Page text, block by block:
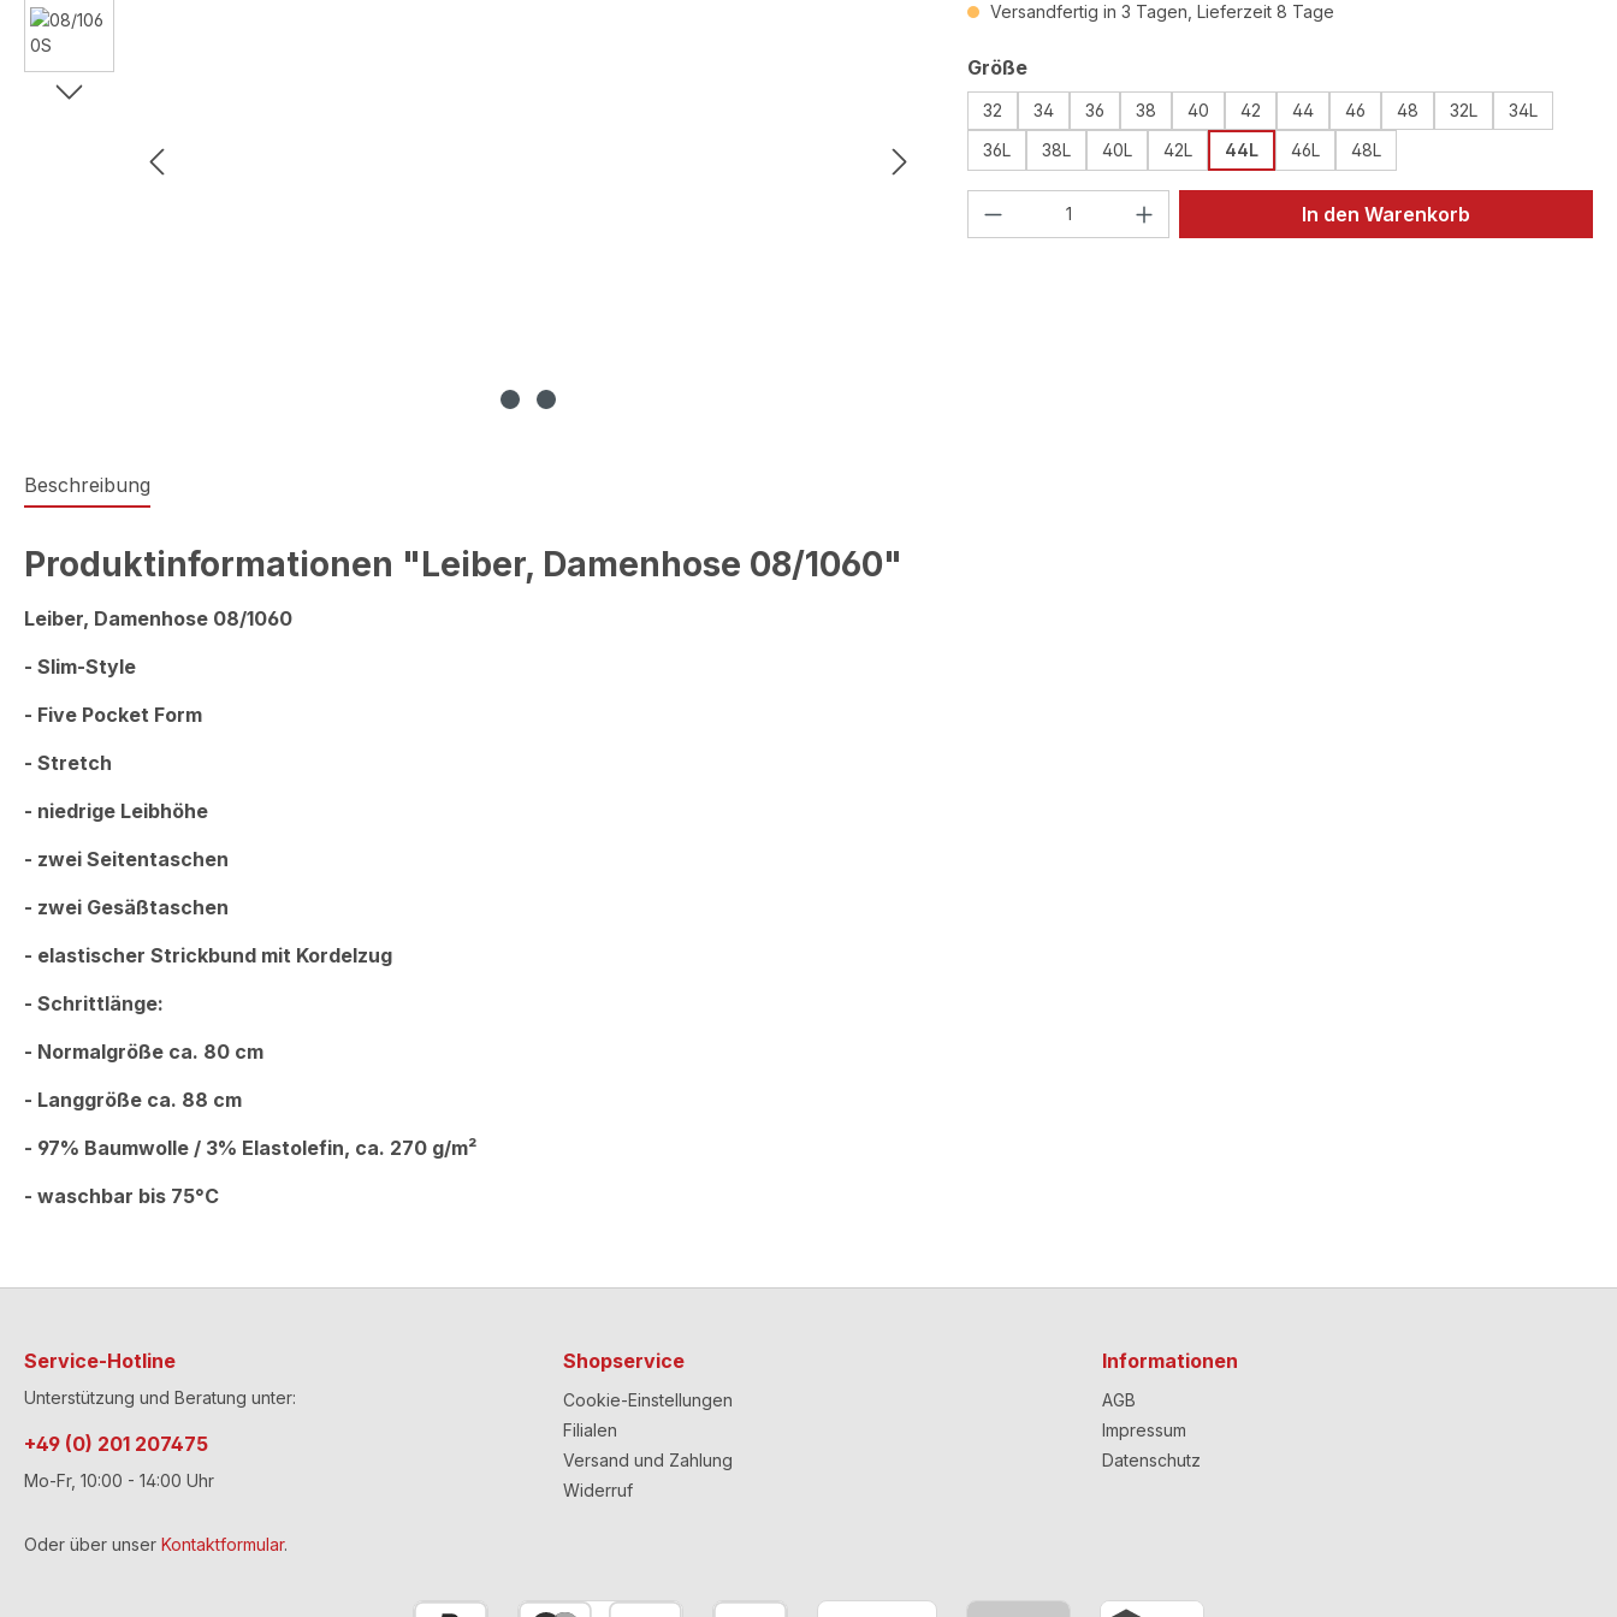
Versandfertig in 3 Tagen, Lieferzeit 8 Tage
Größeauswählen
32 34 36 38 40 42 44 46 48 32L
34L
36L
38L 40L 42L 44L 46L 48L
Produkt Anzahl: Gib den gewünschten Wert
In den Warenkorb
Beschreibung
Produktinformationen "Leiber, Damenhose 08/1060"
Leiber, Damenhose 08/1060
- Slim-Style
- Five Pocket Form
- Stretch
- niedrige Leibhöhe
- zwei Seitentaschen
- zwei Gesäßtaschen
- elastischer Strickbund mit Kordelzug
- Schrittlänge:
- Normalgröße ca. 80 cm
- Langgröße ca. 88 cm
- 97% Baumwolle / 3% Elastolefin, ca. 270 g/m²
- waschbar bis 75°C
Service-Hotline
Unterstützung und Beratung unter:
+49 (0) 201 207475
Mo-Fr, 10:00 - 14:00 Uhr
Oder über unser Kontaktformular.
Shopservice
Cookie-Einstellungen
Filialen
Versand und Zahlung
Widerruf
Informationen
AGB
Impressum
Datenschutz